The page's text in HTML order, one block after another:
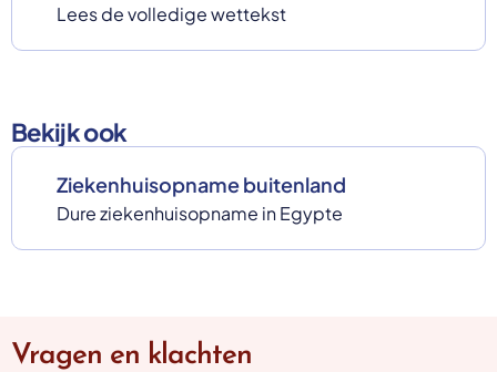
Lees de volledige wettekst
Bekijk ook
Ziekenhuisopname buitenland
Dure ziekenhuisopname in Egypte
Vragen en klachten